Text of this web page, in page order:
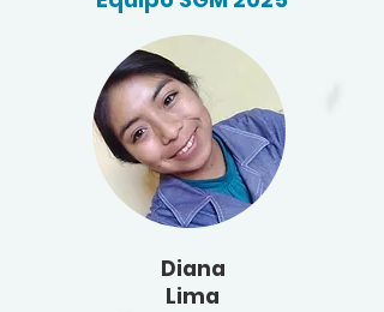
Diana
Lima